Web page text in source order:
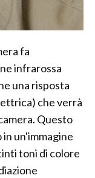
fa
infrarossa
una risposta
che verrà
Questo
un'immagine
toni di colore